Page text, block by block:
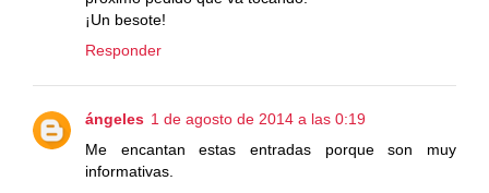
¡Un besote!
Responder
ángeles 1 de agosto de 2014 a las 0:19
Me encantan estas entradas porque son muy
informativas.